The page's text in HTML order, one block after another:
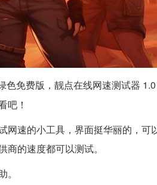
色免费版，靓点在线网速测试器
吧！
网速的小工具，界面挺华丽的，
的速度都可以测试。